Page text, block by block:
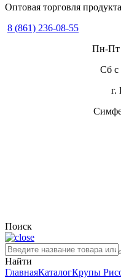
Оптовая торговля
8 (861) 236-08-55
Пн-Пт
Сб с
г.
Поиск
Найти
ГлавнаяКаталогКрупы